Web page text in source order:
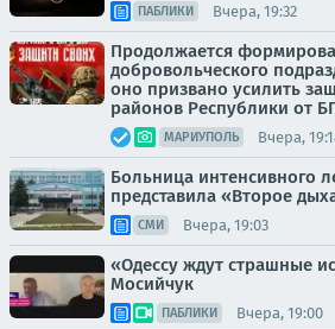
ПАБЛИКИ Вчера, 19:32
Продолжается
добровольческого
оно призвано усилить
районов Республики от
МАРИУПОЛЬ Вчера,
Больница интенсивного
представила «Второе
СМИ Вчера, 19:03
«Одессу ждут страшные
Мосийчук
ПАБЛИКИ Вчера, 19:00